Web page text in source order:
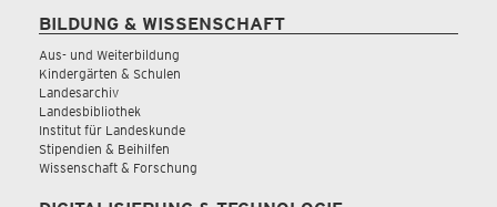
BILDUNG & WISSENSCHAFT
Aus- und Weiterbildung
Kindergärten & Schulen
Landesarchiv
Landesbibliothek
Institut für Landeskunde
Stipendien & Beihilfen
Wissenschaft & Forschung